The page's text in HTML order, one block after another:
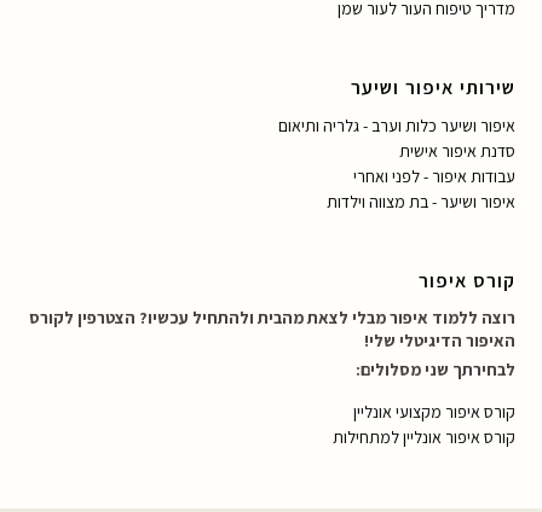
מדריך טיפוח העור לעור שמן
שירותי איפור ושיער
איפור ושיער כלות וערב - גלריה ותיאום
סדנת איפור אישית
עבודות איפור - לפני ואחרי
איפור ושיער - בת מצווה וילדות
קורס איפור
רוצה ללמוד איפור מבלי לצאת מהבית ולהתחיל עכשיו? הצטרפין לקורס
האיפור הדיגיטלי שלי!
לבחירתך שני מסלולים:
קורס איפור מקצועי אונליין
קורס איפור אונליין למתחילות